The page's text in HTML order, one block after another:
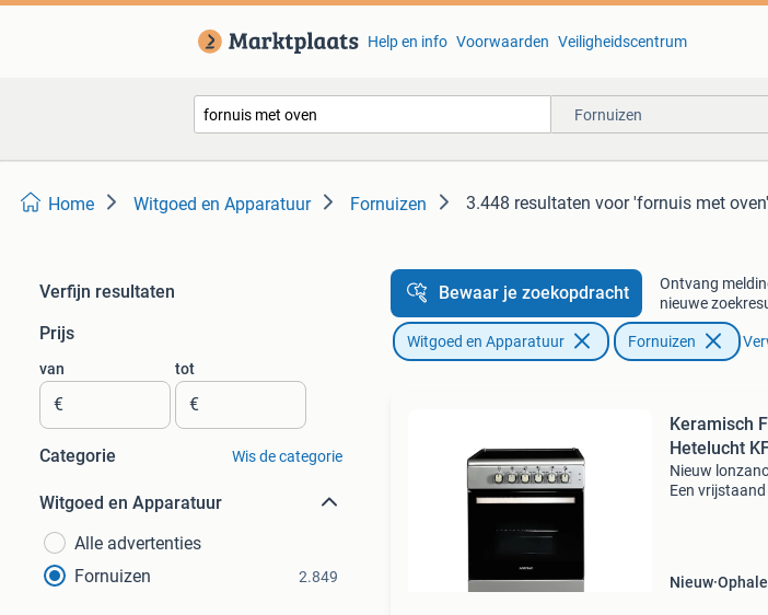
Help en info Voorwaarden Veiligheidscentrum
Fornuizen
Home Witgoed en Apparatuur Fornuizen 3.448 resultaten voor 'fornuis met oven'
Verfijn resultaten
Prijs
van
€
tot
€
Categorie Wis de categorie
Witgoed en Apparatuur
Alle advertenties
Fornuizen
2.849
Bewaar je zoekopdracht
Ontvang
nieuwe
Witgoed en Apparatuur Fornuizen
Keramisch
Hetelucht
Nieuw
Een
Nieuw